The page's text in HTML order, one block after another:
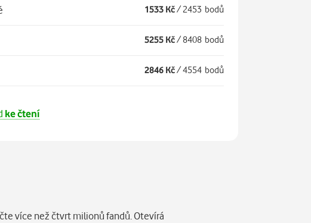
1533 Kč/ 2453 bodů
5255 Kč/ 8408 bodů
2846 Kč/4554 bodů
ke čtení
více než čtvrt milionů fandů. Otevírá